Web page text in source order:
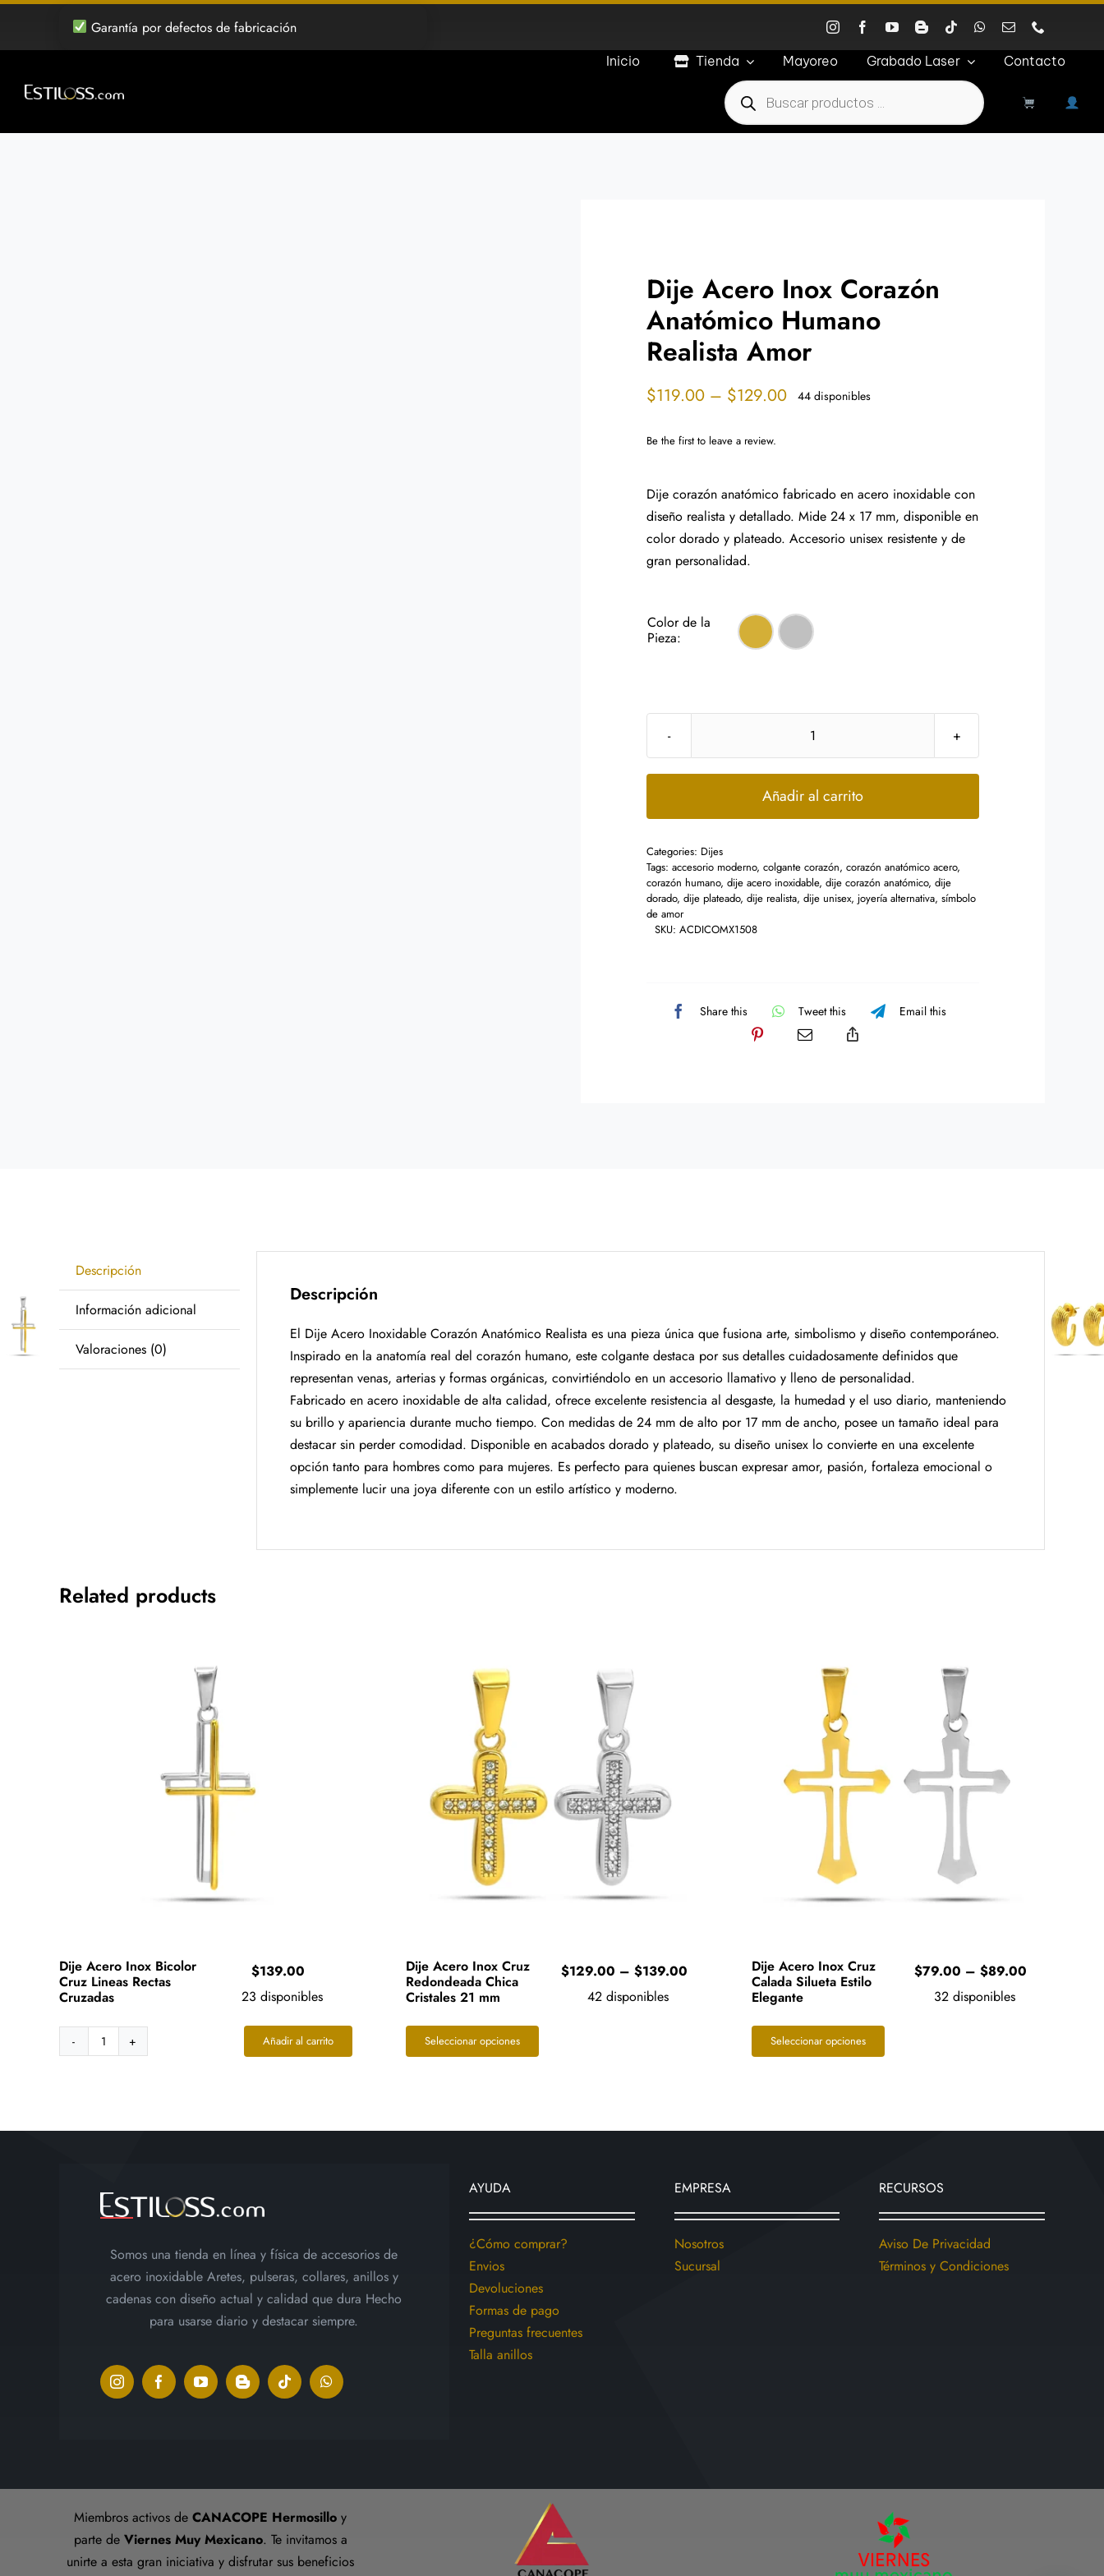
Saltar
contenido
Garantía por defectos de fabricación
Inicio Tienda Mayoreo Grabado Laser
Contacto
Products
search
Dije Acero Inox Corazón
Anatómico Humano
Realista Amor
$119.00 – $129.00Price
$129.00
44 disponibles
Be the first to leave a review.
Dije corazón anatómico fabricado en acero inoxidable con
diseño realista y detallado. Mide 24 x 17 mm, disponible en
color dorado y plateado. Accesorio unisex resistente y de
gran personalidad.
Color de la
Pieza:
Dije
Inox
Realista
Amor
Añadir al carrito
Categories: Dijes
Tags: accesorio moderno, colgante corazón, corazón anatómico acero,
corazón humano, dije acero inoxidable, dije corazón anatómico, dije
dorado, dije plateado, dije realista, dije unisex, joyería alternativa, símbolo
de amor
SKU: ACDICOMX1508
Share this Tweet this Email this
Descripción
Información adicional
Valoraciones (0)
Descripción
El Dije Acero Inoxidable Corazón Anatómico Realista es una pieza única que fusiona arte, simbolismo y diseño contemporáneo.
Inspirado en la anatomía real del corazón humano, este colgante destaca por sus detalles cuidadosamente definidos que
representan venas, arterias y formas orgánicas, convirtiéndolo en un accesorio llamativo y lleno de personalidad.
Fabricado en acero inoxidable de alta calidad, ofrece excelente resistencia al desgaste, la humedad y el uso diario, manteniendo
su brillo y apariencia durante mucho tiempo. Con medidas de 24 mm de alto por 17 mm de ancho, posee un tamaño ideal para
destacar sin perder comodidad. Disponible en acabados dorado y plateado, su diseño unisex lo convierte en una excelente
opción tanto para hombres como para mujeres. Es perfecto para quienes buscan expresar amor, pasión, fortaleza emocional o
simplemente lucir una joya diferente con un estilo artístico y moderno.
Related products
Dije Acero Inox Bicolor
Cruz Lineas Rectas
Cruzadas
$139.00
23 disponibles
Dije
cantidad
Añadir al carrito
Dije Acero Inox Cruz
Redondeada Chica
Cristales 21 mm
$129.00 – $139.00Price
42 disponibles
Seleccionar opciones
producto
pueden
elegir
en
de
Dije Acero Inox Cruz
Calada Silueta Estilo
Elegante
$79.00 – $89.00Price
32 disponibles
Seleccionar opciones
producto
se
pueden
elegir
en
Somos una tienda en línea y física de accesorios de
acero inoxidable Aretes, pulseras, collares, anillos y
cadenas con diseño actual y calidad que dura Hecho
para usarse diario y destacar siempre.
AYUDA
¿Cómo comprar?
Envios
Devoluciones
Formas de pago
Preguntas frecuentes
Talla anillos
EMPRESA
Nosotros
Sucursal
RECURSOS
Aviso De Privacidad
Términos y Condiciones
Miembros activos de CANACOPE Hermosillo y
parte de Viernes Muy Mexicano. Te invitamos a
unirte a esta gran iniciativa y disfrutar sus beneficios